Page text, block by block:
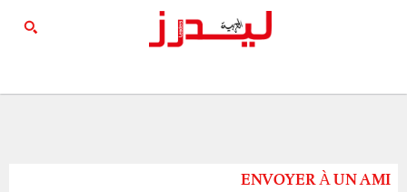
ENVOYER À UN AMI